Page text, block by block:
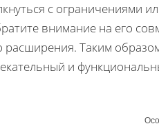
с ограничениями
внимание на его
Таким
и